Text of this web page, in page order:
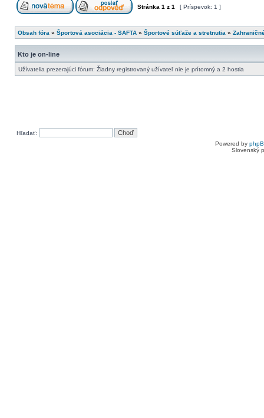
Stránka 1 z 1 [ Príspevok: 1 ]
Obsah fóra » Športová asociácia - SAFTA » Športové súťaže a stretnutia »
Kto je on-line
Užívatelia prezerajúci fórum: Žiadny registrovaný užívateľ nie je prítomný a 2 hostia
Hľadať:
Powered by
Slovenský